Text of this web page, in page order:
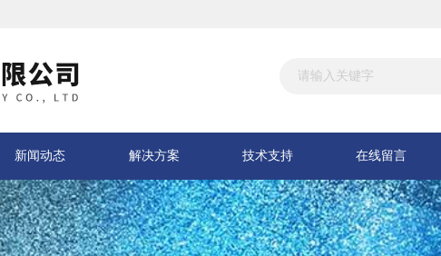
新闻动态 解决方案 技术支持 在线留言